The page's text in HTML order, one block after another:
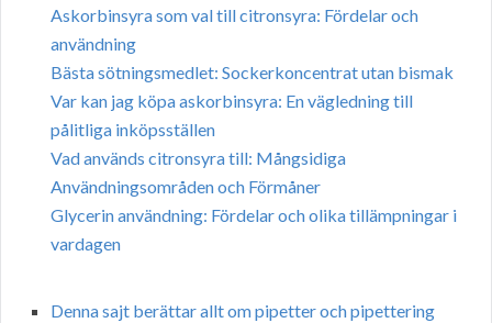
Askorbinsyra som val till citronsyra: Fördelar och
användning
Bästa sötningsmedlet: Sockerkoncentrat utan bismak
Var kan jag köpa askorbinsyra: En vägledning till
pålitliga inköpsställen
Vad används citronsyra till: Mångsidiga
Användningsområden och Förmåner
Glycerin användning: Fördelar och olika tillämpningar i
vardagen
Denna sajt berättar allt om pipetter och pipettering